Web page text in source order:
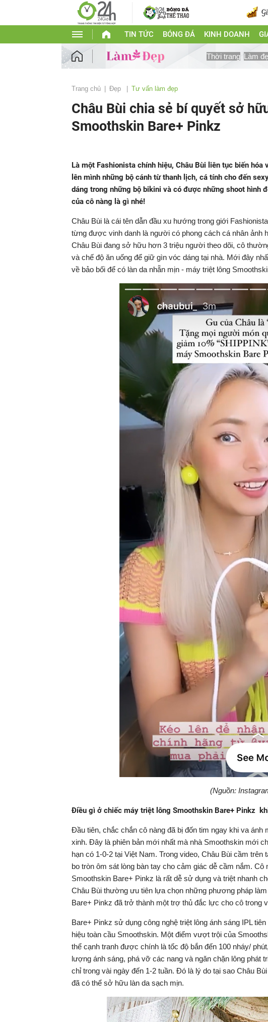
TIN TỨC BÓNG ĐÁ KINH DOANH
Thời trang Làm
Trang chủ Đẹp Tư vấn làm đẹp
Châu Bùi chia sẻ bí quyết sở
Smoothskin Bare+ Pinkz
Là một Fashionista chính hiệu, Châu Bùi liên tục biến
lên mình những bộ cánh từ thanh lịch, cá tính cho đến
dáng trong những bộ bikini và có được những shoot hình
của cô nàng là gì nhé!
Châu Bùi là cái tên dẫn đầu xu hướng trong giới
từng được vinh danh là người có phong cách cá nhân ảnh
Châu Bùi đang sở hữu hơn 3 triệu người theo dõi, cô
và chế độ ăn uống để giữ gìn vóc dáng tại nhà. Mới đây
về bảo bối để có làn da nhẵn mịn - máy triệt lông
(Nguồn:
Điều gì ở chiếc máy triệt lông Smoothskin Bare+ Pinkz
Đầu tiên, chắc chắn cô nàng đã bị đốn tim ngay khi va
xinh. Đây là phiên bản mới nhất mà nhà Smoothskin mới
hạn có 1-0-2 tại Việt Nam. Trong video, Châu Bùi cầm
bo tròn ôm sát lòng bàn tay cho cảm giác dễ cầm nắm.
Smoothskin Bare+ Pinkz là rất dễ sử dụng và triệt nhanh
Châu Bùi thường ưu tiên lựa chọn những phương pháp
Bare+ Pinkz đã trở thành một trợ thủ đắc lực cho cô trong
Bare+ Pinkz sử dụng công nghệ triệt lông ánh sáng IPL
hiệu toàn cầu Smoothskin. Một điểm vượt trội của
thể cạnh tranh được chính là tốc độ bắn đến 100 nháy/
lượng ánh sáng, phá vỡ các nang và ngăn chặn lông phát
chỉ trong vài ngày đến 1-2 tuần. Đó là lý do tại sao Châu
đã có thể sở hữu làn da sạch mịn.